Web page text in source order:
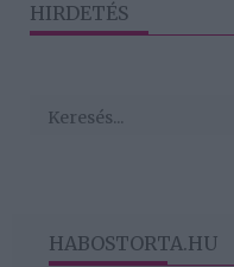
HIRDETÉS
HABOSTORTA.HU